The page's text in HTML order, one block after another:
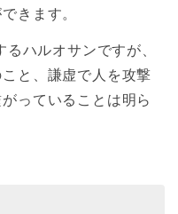
きます。
ハルオサンですが、
と、謙虚で人を攻撃
っていることは明ら